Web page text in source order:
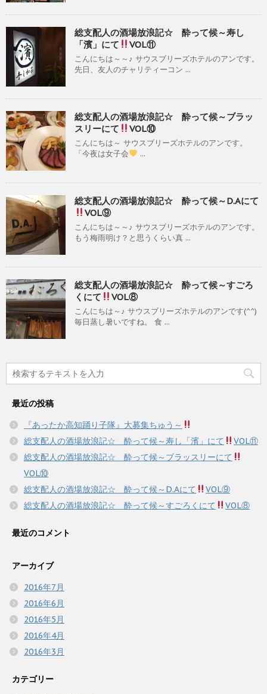
総支配人の酒場放浪記☆ 酔って候～寿し
「濱」にて
VOL⑪
こんにちは～～♪ サウスブリーズホテルのアンです。
先日、友人のチャリティーコン ...
総支配人の酒場放浪記☆ 酔って候～ブラッ
スリーにて
VOL⑩
こんにちは～ サウスブリーズホテルのアンです。
「今夜は女子会
...
総支配人の酒場放浪記☆ 酔って候～D.Aにて
VOL⑨
こんにちは～～♪ サウスブリーズホテルのアンです。
もう梅雨明け？と思うくらい真 ...
総支配人の酒場放浪記☆ 酔って候～すごろ
くにて
VOL⑧
こんにちは～♪ サウスブリーズホテルのアンです(^^)
毎日蒸し暑いですね。 食 ...
最近の投稿
『あったか高知踊り子隊』大募集ちゅう～
総支配人の酒場放浪記☆ 酔って候～寿し「濱」にて
VOL⑪
総支配人の酒場放浪記☆ 酔って候～ブラッスリーにて
VOL⑩
総支配人の酒場放浪記☆ 酔って候～D.Aにて
VOL⑨
総支配人の酒場放浪記☆ 酔って候～すごろくにて
VOL⑧
最近のコメント
アーカイブ
2016年7月
2016年6月
2016年5月
2016年4月
2016年3月
カテゴリー